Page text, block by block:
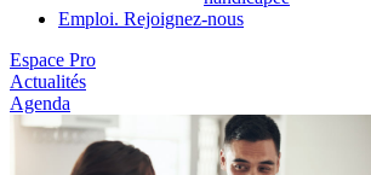
Emploi. Rejoignez-nous
Espace Pro
Actualités
Agenda